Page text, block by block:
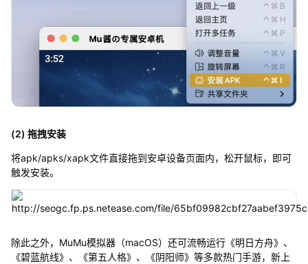
(2) 拖拽安装
将apk/apks/xapk文件直接拖到安卓设备页面内，松开鼠标，即可
触发安装。
除此之外，MuMu模拟器（macOS）还可流畅运行《明日方舟》、
《碧蓝航线》、《第五人格》、《阴阳师》等多款热门手游，新上